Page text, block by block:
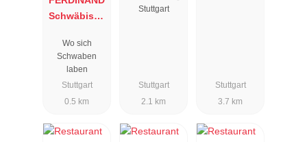
Schwäbisch
Restaurant |
Wo sich
Schwaben
laben
Stuttgart
0.5 km
Stuttgart
Stuttgart
2.1 km
Stuttgart
3.7 km